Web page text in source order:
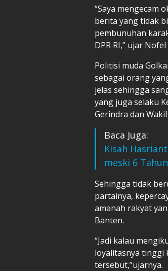
“Saya mengecam
berita yang tidak
pembunuhan
DPR RI,” ujar
Politisi muda
sebagai orang
jelas sehingga
yang juga selaku
Gerindra dan Wakil
Baca Juga:
Kisah
meski 6
Sehingga tidak
partainya,
amanah rakyat
Banten.
“Jadi kalau
loyalitasnya tinggi
tersebut,”ujarnya.